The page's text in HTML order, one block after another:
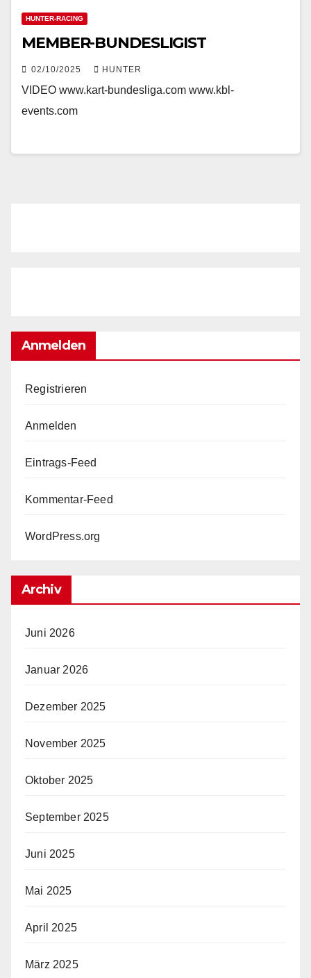
HUNTER-RACING
MEMBER-BUNDESLIGIST
02/10/2025 HUNTER
VIDEO www.kart-bundesliga.com www.kbl-
events.com
Anmelden
Registrieren
Anmelden
Eintrags-Feed
Kommentar-Feed
WordPress.org
Archiv
Juni 2026
Januar 2026
Dezember 2025
November 2025
Oktober 2025
September 2025
Juni 2025
Mai 2025
April 2025
März 2025